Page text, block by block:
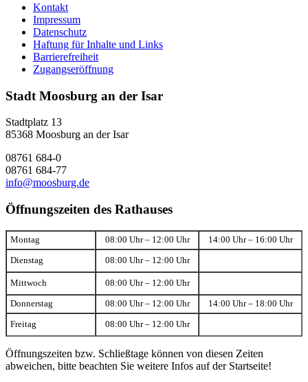
Kontakt
Impressum
Datenschutz
Haftung für Inhalte und Links
Barrierefreiheit
Zugangseröffnung
Stadt Moosburg an der Isar
Stadtplatz 13
85368 Moosburg an der Isar
08761 684-0
08761 684-77
info@moosburg.de
Öffnungszeiten des Rathauses
Montag 08:00 Uhr – 12:00 Uhr 14:00 Uhr – 16:00 Uhr
Dienstag 08:00 Uhr – 12:00 Uhr
Mittwoch 08:00 Uhr – 12:00 Uhr
Donnerstag 08:00 Uhr – 12:00 Uhr 14:00 Uhr – 18:00 Uhr
Freitag 08:00 Uhr – 12:00 Uhr
Öffnungszeiten bzw. Schließtage können von diesen Zeiten
abweichen, bitte beachten Sie weitere Infos auf der Startseite!